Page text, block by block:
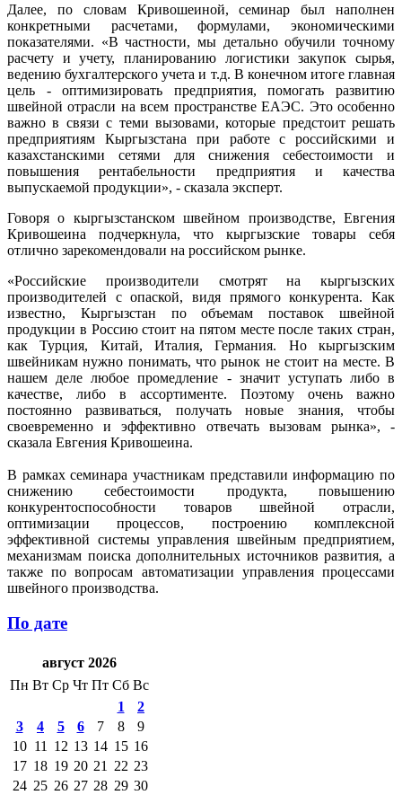
Далее, по словам Кривошеиной, семинар был наполнен
конкретными расчетами, формулами, экономическими
показателями. «В частности, мы детально обучили точному
расчету и учету, планированию логистики закупок сырья,
ведению бухгалтерского учета и т.д. В конечном итоге главная
цель - оптимизировать предприятия, помогать развитию
швейной отрасли на всем пространстве ЕАЭС. Это особенно
важно в связи с теми вызовами, которые предстоит решать
предприятиям Кыргызстана при работе с российскими и
казахстанскими сетями для снижения себестоимости и
повышения рентабельности предприятия и качества
выпускаемой продукции», - сказала эксперт.
Говоря о кыргызстанском швейном производстве, Евгения
Кривошеина подчеркнула, что кыргызские товары себя
отлично зарекомендовали на российском рынке.
«Российские производители смотрят на кыргызских
производителей с опаской, видя прямого конкурента. Как
известно, Кыргызстан по объемам поставок швейной
продукции в Россию стоит на пятом месте после таких стран,
как Турция, Китай, Италия, Германия. Но кыргызским
швейникам нужно понимать, что рынок не стоит на месте. В
нашем деле любое промедление - значит уступать либо в
качестве, либо в ассортименте. Поэтому очень важно
постоянно развиваться, получать новые знания, чтобы
своевременно и эффективно отвечать вызовам рынка», -
сказала Евгения Кривошеина.
В рамках семинара участникам представили информацию по
снижению себестоимости продукта, повышению
конкурентоспособности товаров швейной отрасли,
оптимизации процессов, построению комплексной
эффективной системы управления швейным предприятием,
механизмам поиска дополнительных источников развития, а
также по вопросам автоматизации управления процессами
швейного производства.
По дате
август 2026
Пн Вт Ср Чт Пт Сб Вс
1
2
3
4 5 6 7 8
9
10 11 12 13 14 15 16
17 18 19 20 21 22 23
24 25 26 27 28 29 30